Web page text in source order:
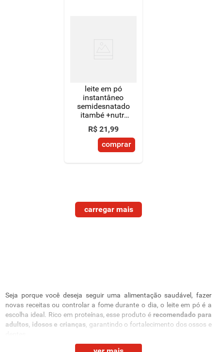
leite em pó
instantâneo
semidesnatado
itambé +nutri
lata 300g
R$ 21,99
comprar
Seja porque você deseja seguir uma alimentação saudável, fazer
novas receitas ou controlar a fome durante o dia, o leite em pó é a
escolha ideal. Rico em proteínas, esse produto é recomendado para
adultos, idosos e crianças , garantindo o fortalecimento dos ossos e